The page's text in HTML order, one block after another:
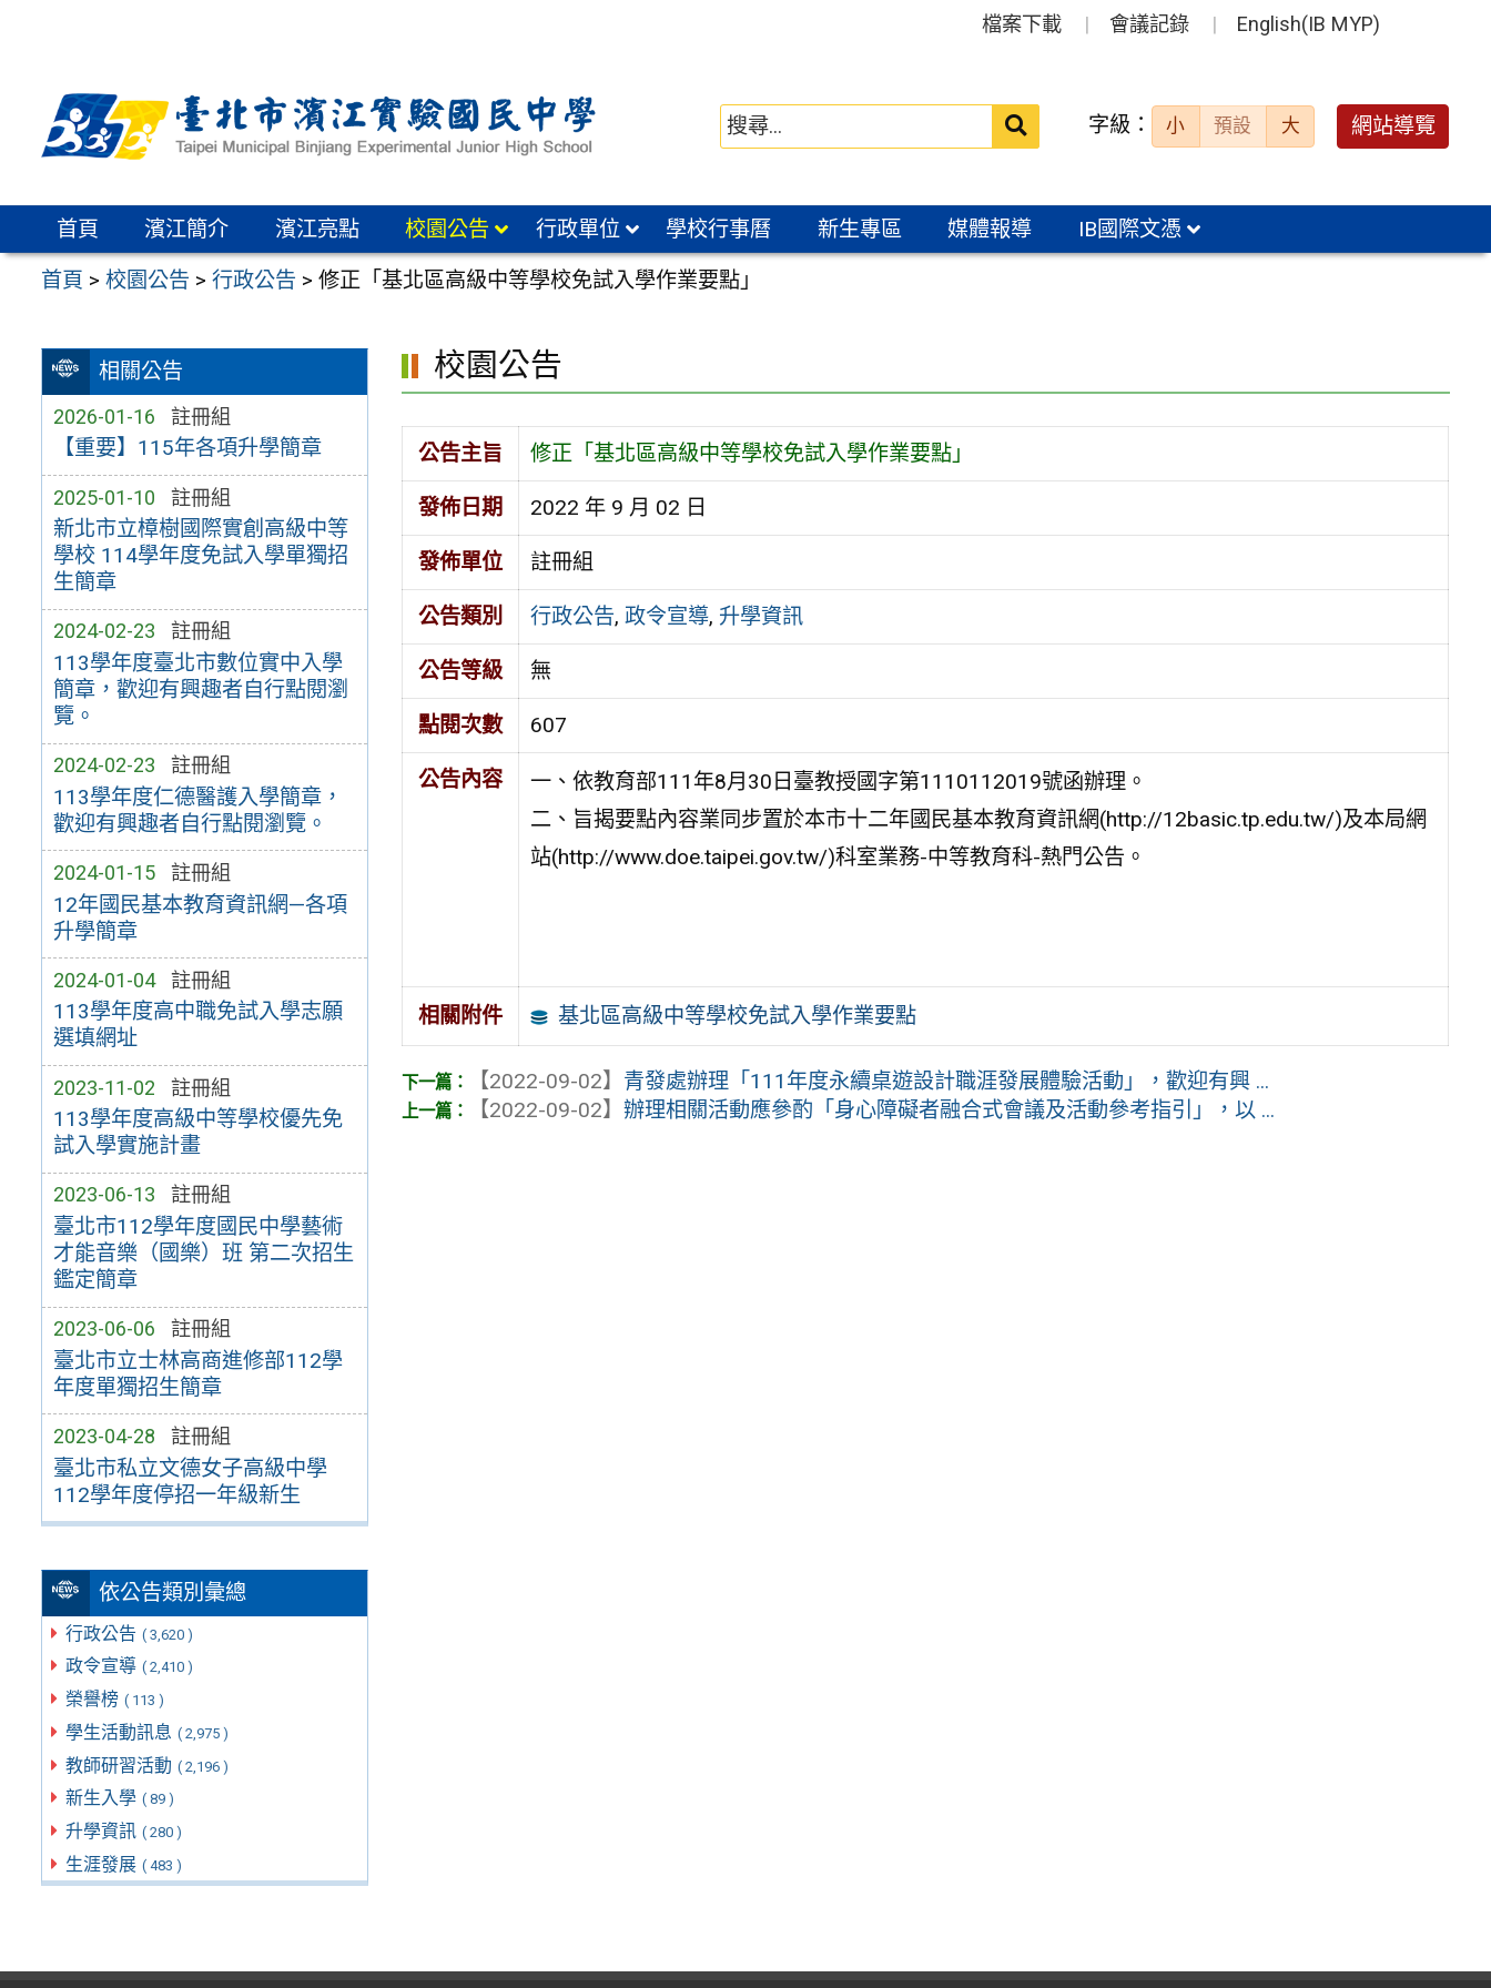
區
檔案下載 會議記錄 English(IB MYP)
送出 字級： 小 預設 大 網站導覽
首頁 濱江簡介 濱江亮點 校園公告 行政單位 學校行事曆 新生專區 媒體報導 IB國際文憑
首頁 >校園公告 >行政公告 >修正「基北區高級中等學校免試入學作業要點」
相關公告
2026-01-16 註冊組
【重要】115年各項升學簡章
2025-01-10 註冊組
新北市立樟樹國際實創高級中等
學校 114學年度免試入學單獨招
生簡章
2024-02-23 註冊組
113學年度臺北市數位實中入學
簡章，歡迎有興趣者自行點閱瀏
覽。
2024-02-23 註冊組
113學年度仁德醫護入學簡章，
歡迎有興趣者自行點閱瀏覽。
2024-01-15 註冊組
12年國民基本教育資訊網—各項
升學簡章
2024-01-04 註冊組
113學年度高中職免試入學志願
選填網址
2023-11-02 註冊組
113學年度高級中等學校優先免
試入學實施計畫
2023-06-13 註冊組
臺北市112學年度國民中學藝術
才能音樂（國樂）班 第二次招生
鑑定簡章
2023-06-06 註冊組
臺北市立士林高商進修部112學
年度單獨招生簡章
2023-04-28 註冊組
臺北市私立文德女子高級中學
112學年度停招一年級新生
依公告類別彙總
行政公告 ( 3,620 )
政令宣導 ( 2,410 )
榮譽榜 ( 113 )
學生活動訊息 ( 2,975 )
教師研習活動 ( 2,196 )
新生入學 ( 89 )
升學資訊 ( 280 )
生涯發展 ( 483 )
校園公告
公告主旨 修正「基北區高級中等學校免試入學作業要點」
發佈日期 2022 年 9 月 02 日
發佈單位 註冊組
公告類別 行政公告, 政令宣導, 升學資訊
公告等級 無
點閱次數 607
公告內容
一、依教育部111年8月30日臺教授國字第1110112019號函辦理。
二、旨揭要點內容業同步置於本市十二年國民基本教育資訊網(http://12basic.tp.edu.tw/)及本局網
站(http://www.doe.taipei.gov.tw/)科室業務-中等教育科-熱門公告。
相關附件 基北區高級中等學校免試入學作業要點
【2022-09-02】 青發處辦理「111年度永續桌遊設計職涯發展體驗活動」，歡迎有興 ...
【2022-09-02】辦理相關活動應參酌「身心障礙者融合式會議及活動參考指引」，以 ...